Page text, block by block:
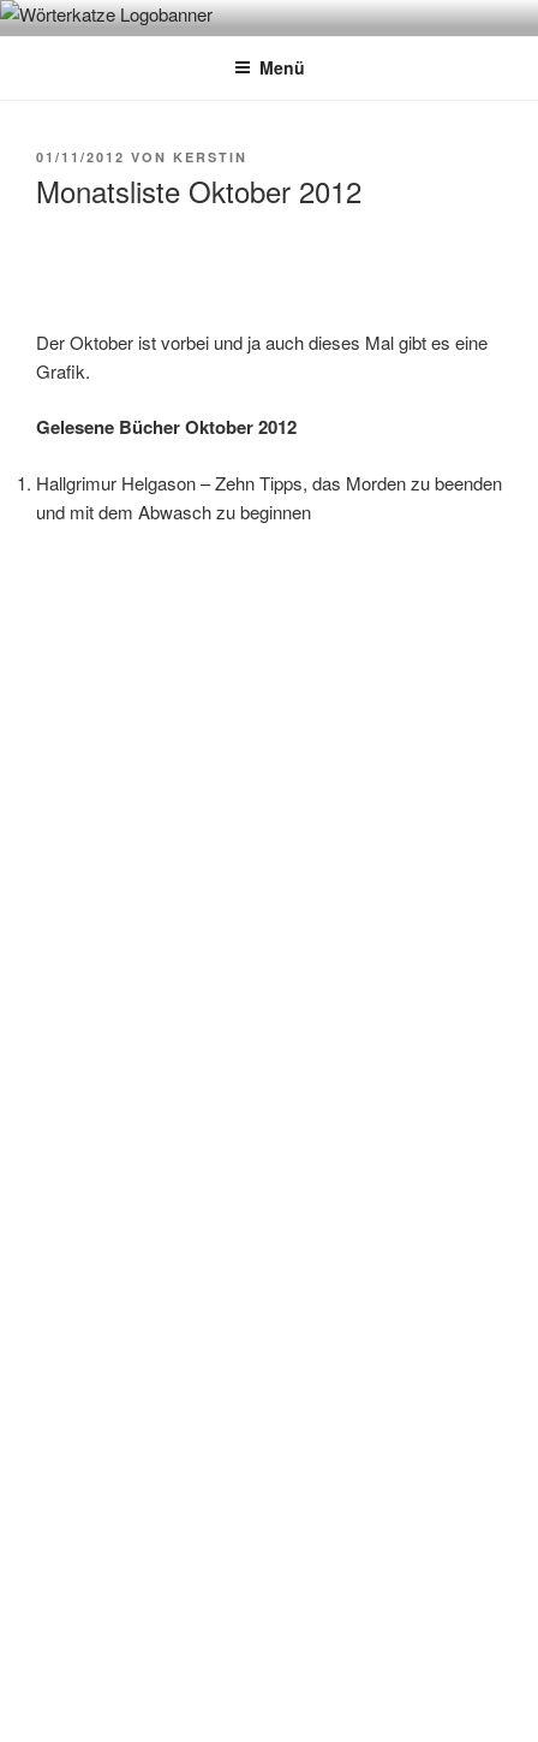
Zum
InhaltWÖRTERKATZE
Von Büchern erzählen
Menü
VERÖFFENTLICHT
01/11/2012 VON KERSTIN
Monatsliste Oktober 2012
Der Oktober ist vorbei und ja auch dieses Mal gibt es eine
Grafik.
Gelesene Bücher Oktober 2012
Hallgrimur Helgason – Zehn Tipps, das Morden zu beenden
und mit dem Abwasch zu beginnen